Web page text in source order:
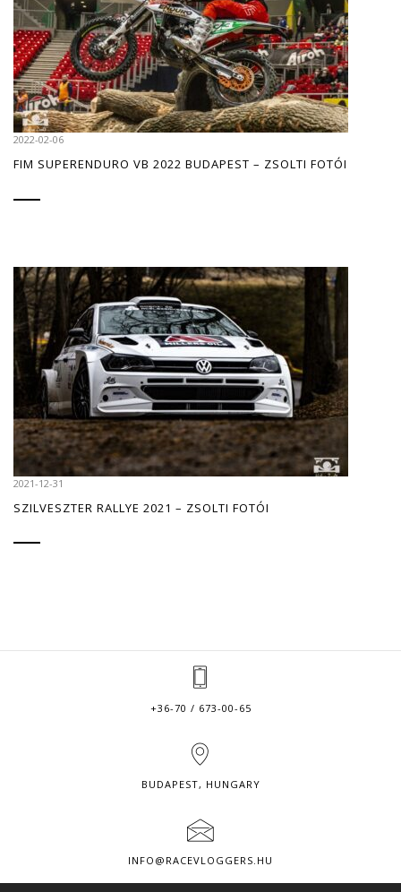
2022-02-06
FIM SUPERENDURO VB 2022 BUDAPEST – ZSOLTI FOTÓI
2021-12-31
SZILVESZTER RALLYE 2021 – ZSOLTI FOTÓI
+36-70 / 673-00-65
BUDAPEST, HUNGARY
INFO@RACEVLOGGERS.HU